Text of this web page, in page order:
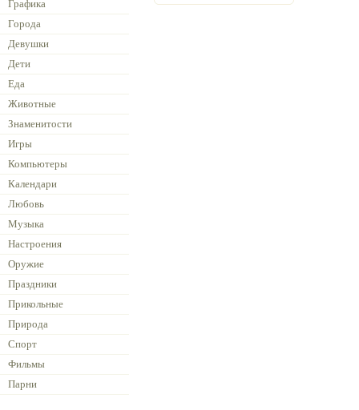
Графика
Города
Девушки
Дети
Еда
Животные
Знаменитости
Игры
Компьютеры
Календари
Любовь
Музыка
Настроения
Оружие
Праздники
Прикольные
Природа
Спорт
Фильмы
Парни